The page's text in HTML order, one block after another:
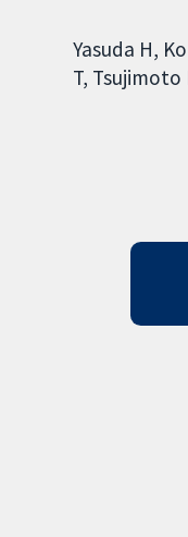
Yasuda H
T Tsujimoto